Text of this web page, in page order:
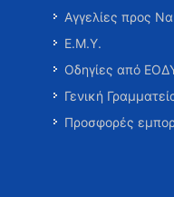
Αγγελίες προς
Ε.Μ.Υ.
Οδηγίες από
Γενική
Προσφορές